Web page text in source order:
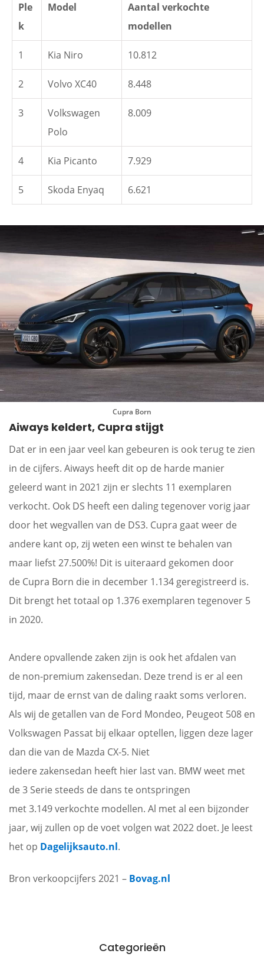
Ple
k
Model
Aantal verkochte
modellen
1 Kia Niro 10.812
2 Volvo XC40 8.448
3
Volkswagen
Polo
8.009
4 Kia Picanto 7.929
5 Skoda Enyaq 6.621
Cupra Born
Aiways keldert, Cupra stijgt
Dat er in een jaar veel kan gebeuren is ook terug te zien
in de cijfers. Aiways heeft dit op de harde manier
geleerd want in 2021 zijn er slechts 11 exemplaren
verkocht. Ook DS heeft een daling tegenover vorig jaar
door het wegvallen van de DS3. Cupra gaat weer de
andere kant op, zij weten een winst te behalen van
maar liefst 27.500%! Dit is uiteraard gekomen door
de Cupra Born die in december 1.134 geregistreerd is.
Dit brengt het totaal op 1.376 exemplaren tegenover 5
in 2020.
Andere opvallende zaken zijn is ook het afdalen van
de non-premium zakensedan. Deze trend is er al een
tijd, maar de ernst van de daling raakt soms verloren.
Als wij de getallen van de Ford Mondeo, Peugeot 508 en
Volkswagen Passat bij elkaar optellen, liggen deze lager
dan die van de Mazda CX-5. Niet
iedere zakensedan heeft hier last van. BMW weet met
de 3 Serie steeds de dans te ontspringen
met 3.149 verkochte modellen. Al met al een bijzonder
jaar, wij zullen op de voet volgen wat 2022 doet. Je leest
het op Dagelijksauto.nl.
Bron verkoopcijfers 2021 – Bovag.nl
Categorieën